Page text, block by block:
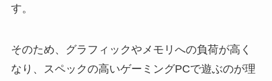
す。
そのため、グラフィックやメモリへの負荷が高く
なり、スペックの高いゲーミングPCで遊ぶのが理